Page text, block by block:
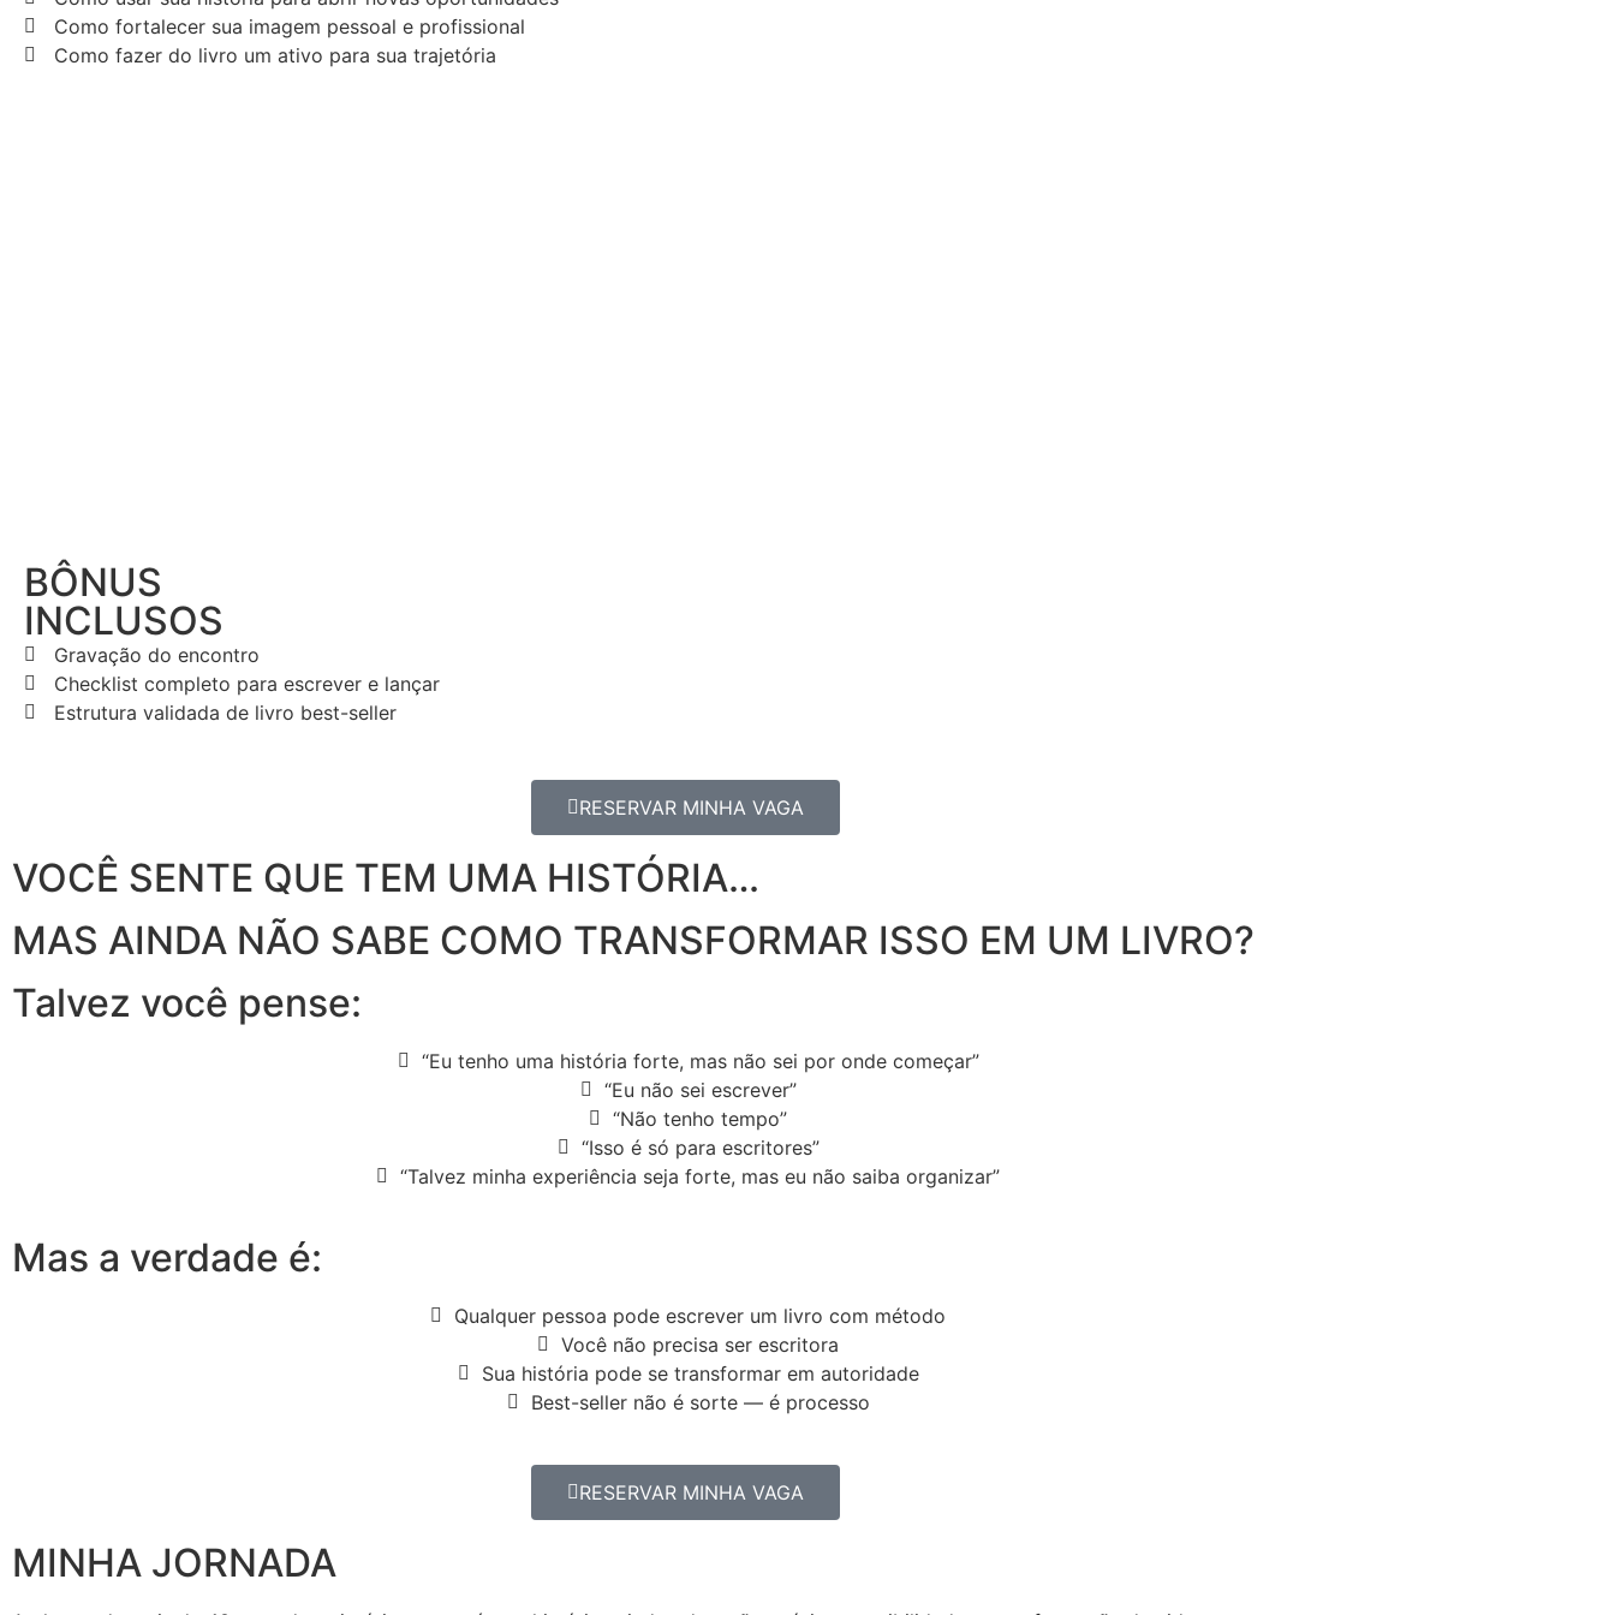
Como fortalecer sua imagem pessoal e profissional
Como fazer do livro um ativo para sua trajetória
BÔNUS
INCLUSOS
Gravação do encontro
Checklist completo para escrever e lançar
Estrutura validada de livro best-seller
RESERVAR MINHA VAGA
VOCÊ SENTE QUE TEM UMA HISTÓRIA…
MAS AINDA NÃO SABE COMO TRANSFORMAR ISSO EM UM LIVRO?
Talvez você pense:
“Eu tenho uma história forte, mas não sei por onde começar”
“Eu não sei escrever”
“Não tenho tempo”
“Isso é só para escritores”
“Talvez minha experiência seja forte, mas eu não saiba organizar”
Mas a verdade é:
Qualquer pessoa pode escrever um livro com método
Você não precisa ser escritora
Sua história pode se transformar em autoridade
Best-seller não é sorte — é processo
RESERVAR MINHA VAGA
MINHA JORNADA